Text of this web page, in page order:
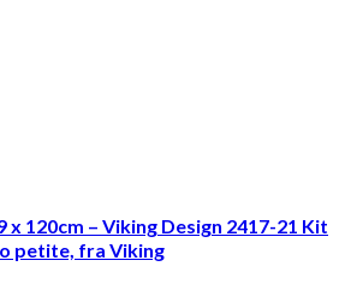
x 120cm – Viking Design 2417-21 Kit
petite, fra Viking